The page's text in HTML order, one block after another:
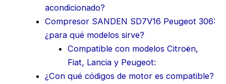
acondicionado?
Compresor SANDEN SD7V16 Peugeot 306:
¿para qué modelos sirve?
Compatible con modelos Citroën,
Fiat, Lancia y Peugeot:
¿Con qué códigos de motor es compatible?